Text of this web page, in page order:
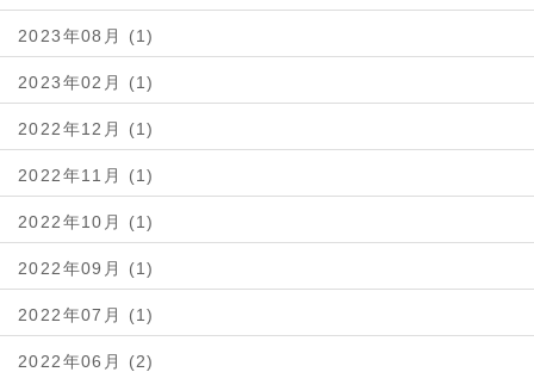
2023年08月 (1)
2023年02月 (1)
2022年12月 (1)
2022年11月 (1)
2022年10月 (1)
2022年09月 (1)
2022年07月 (1)
2022年06月 (2)